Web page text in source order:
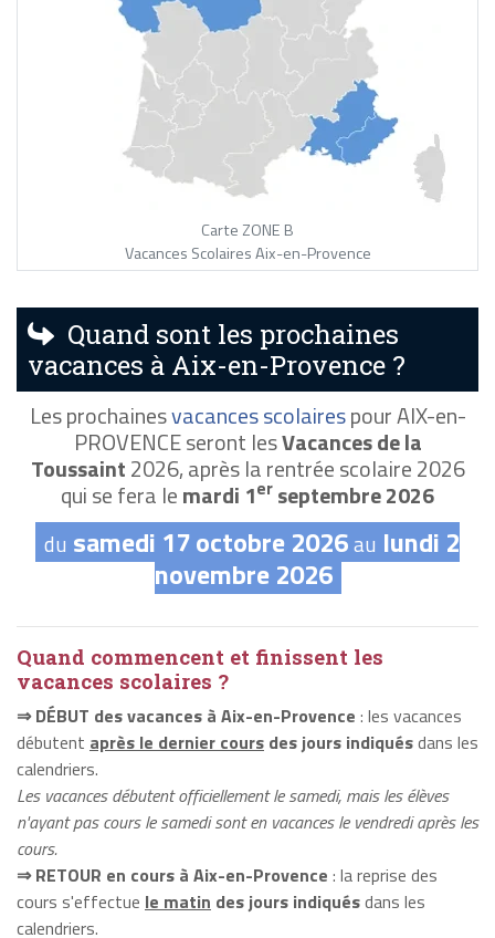
Carte ZONE B
Vacances Scolaires Aix-en-Provence
Quand sont les prochaines
vacances à Aix-en-Provence ?
Les prochainesvacances scolairespour AIX-en-
PROVENCE seront lesVacances de la
Toussaint2026, après la rentrée scolaire 2026
qui se fera lemardi 1er septembre 2026
du samedi 17 octobre 2026au lundi 2
novembre 2026
Quand commencent et finissent les
vacances scolaires ?
⇒ DÉBUT des vacances à Aix-en-Provence : les vacances
débutent après le dernier cours des jours indiquésdans les
calendriers.
Les vacances débutent officiellement le samedi, mais les élèves
n'ayant pas cours le samedi sont en vacances le vendredi après les
cours.
⇒ RETOUR en cours à Aix-en-Provence : la reprise des
cours s'effectue le matin des jours indiquésdans les
calendriers.